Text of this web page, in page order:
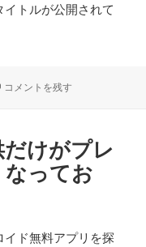
トルが公開されて
日々せわしなくゲームをプレ
コメントを残す
けがプレ
ってお
ド無料アプリを探